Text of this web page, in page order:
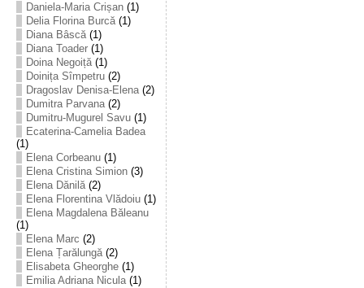
Daniela-Maria Crișan(1)
Delia Florina Burcă(1)
Diana Bâscă(1)
Diana Toader(1)
Doina Negoiță(1)
Doinița Sîmpetru(2)
Dragoslav Denisa-Elena(2)
Dumitra Parvana(2)
Dumitru-Mugurel Savu(1)
Ecaterina-Camelia Badea
(1)
Elena Corbeanu(1)
Elena Cristina Simion(3)
Elena Dănilă(2)
Elena Florentina Vlădoiu(1)
Elena Magdalena Băleanu
(1)
Elena Marc (2)
Elena Țarălungă(2)
Elisabeta Gheorghe(1)
Emilia Adriana Nicula(1)